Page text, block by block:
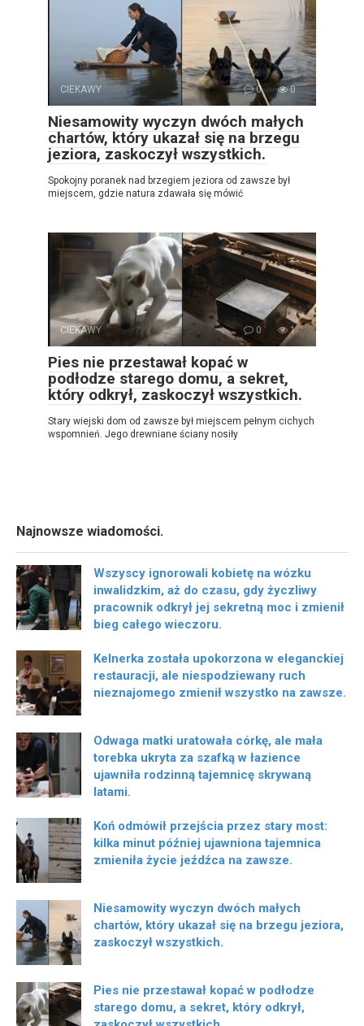
CIEKAWY 0 0
Niesamowity wyczyn dwóch małych
chartów, który ukazał się na brzegu
jeziora, zaskoczył wszystkich.
Spokojny poranek nad brzegiem jeziora od zawsze był
miejscem, gdzie natura zdawała się mówić
CIEKAWY 0 1
Pies nie przestawał kopać w
podłodze starego domu, a sekret,
który odkrył, zaskoczył wszystkich.
Stary wiejski dom od zawsze był miejscem pełnym cichych
wspomnień. Jego drewniane ściany nosiły
Najnowsze wiadomości.
Wszyscy ignorowali kobietę na wózku
inwalidzkim, aż do czasu, gdy życzliwy
pracownik odkrył jej sekretną moc i zmienił
bieg całego wieczoru.
Kelnerka została upokorzona w eleganckiej
restauracji, ale niespodziewany ruch
nieznajomego zmienił wszystko na zawsze.
Odwaga matki uratowała córkę, ale mała
torebka ukryta za szafką w łazience
ujawniła rodzinną tajemnicę skrywaną
latami.
Koń odmówił przejścia przez stary most:
kilka minut później ujawniona tajemnica
zmieniła życie jeźdźca na zawsze.
Niesamowity wyczyn dwóch małych
chartów, który ukazał się na brzegu jeziora,
zaskoczył wszystkich.
Pies nie przestawał kopać w podłodze
starego domu, a sekret, który odkrył,